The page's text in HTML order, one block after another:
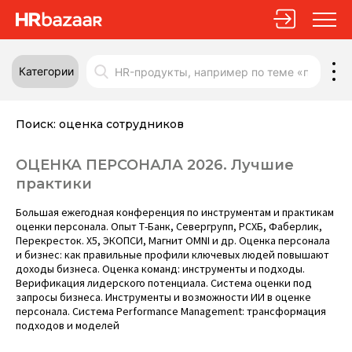
Категории
Поиск: оценка сотрудников
ОЦЕНКА ПЕРСОНАЛА 2026. Лучшие
практики
Большая ежегодная конференция по инструментам и практикам
оценки персонала. ОпытТ-Банк, Севергрупп, РСХБ, Фаберлик,
Перекресток. Х5, ЭКОПСИ, Магнит OMNI и др. Оценка персонала
и бизнес: как правильные профили ключевых людей повышают
доходы бизнеса. Оценка команд: инструменты и подходы.
Верификация лидерского потенциала. Система оценки под
запросы бизнеса. Инструменты и возможности ИИ в оценке
персонала. Система Performance Management: трансформация
подходов и моделей